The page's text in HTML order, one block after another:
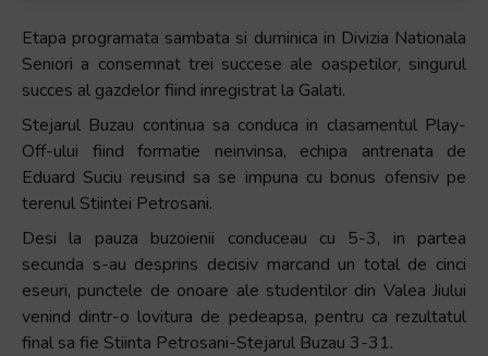
Etapa programata sambata si duminica in Divizia Nationala
Seniori a consemnat trei succese ale oaspetilor, singurul
succes al gazdelor fiind inregistrat la Galati.
Stejarul Buzau continua sa conduca in clasamentul Play-
Off-ului fiind formatie neinvinsa, echipa antrenata de
Eduard Suciu reusind sa se impuna cu bonus ofensiv pe
terenul Stiintei Petrosani.
Desi la pauza buzoienii conduceau cu 5-3, in partea
secunda s-au desprins decisiv marcand un total de cinci
eseuri, punctele de onoare ale studentilor din Valea Jiului
venind dintr-o lovitura de pedeapsa, pentru ca rezultatul
final sa fie Stiinta Petrosani-Stejarul Buzau 3-31.